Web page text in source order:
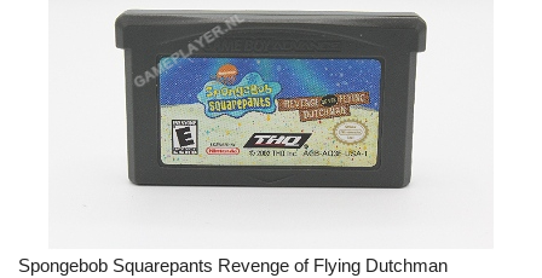
Spongebob Squarepants Revenge of Flying Dutchman